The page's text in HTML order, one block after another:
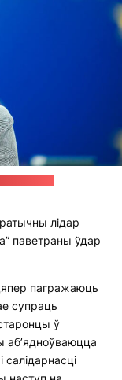
лідар
паветраны ўдар
пагражаюць
супраць
ў
салідарнасці